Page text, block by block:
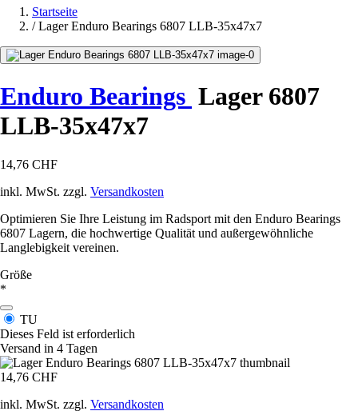
Startseite
/ Lager Enduro Bearings 6807 LLB-35x47x7
Enduro Bearings Lager 6807
LLB-35x47x7
14,76 CHF
inkl. MwSt. zzgl. Versandkosten
Optimieren Sie Ihre Leistung im Radsport mit den Enduro Bearings
6807 Lagern, die hochwertige Qualität und außergewöhnliche
Langlebigkeit vereinen.
Größe
*
TU
Dieses Feld ist erforderlich
Versand in 4 Tagen
14,76 CHF
inkl. MwSt. zzgl. Versandkosten